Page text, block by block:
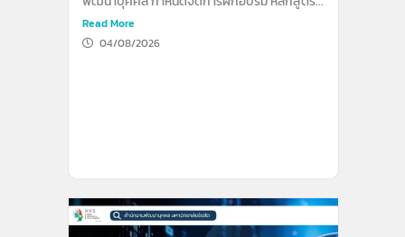
Read More
04/08/2026